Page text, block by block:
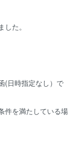
た。
(日時指定なし）で
件を満たしている場